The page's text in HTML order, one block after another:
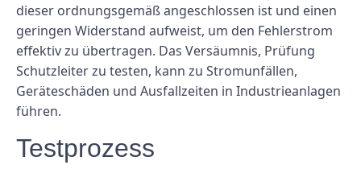
dieser ordnungsgemäß angeschlossen ist und einen
geringen Widerstand aufweist, um den Fehlerstrom
effektiv zu übertragen. Das Versäumnis, Prüfung
Schutzleiter zu testen, kann zu Stromunfällen,
Geräteschäden und Ausfallzeiten in Industrieanlagen
führen.
Testprozess